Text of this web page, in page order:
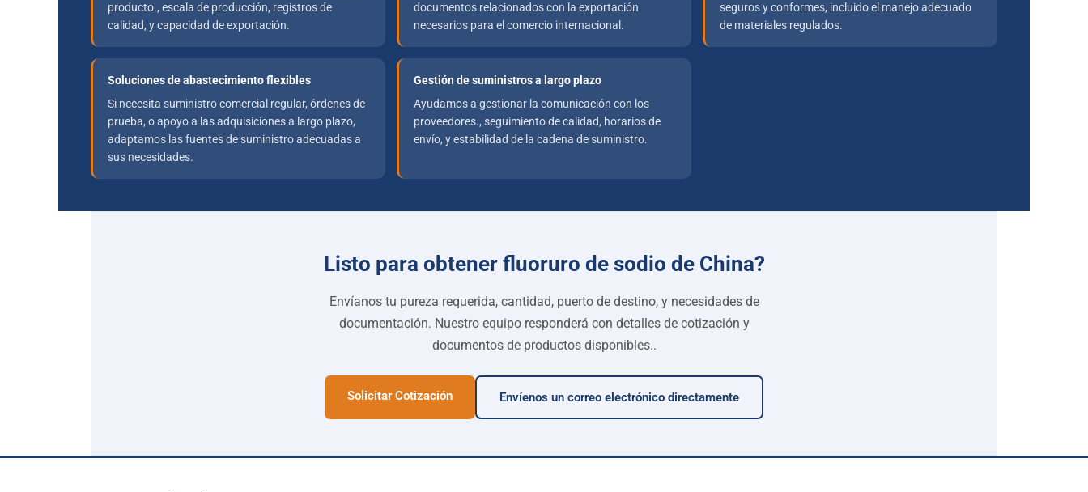
producto., escala de producción, registros de
calidad, y capacidad de exportación.
documentos relacionados con la exportación
necesarios para el comercio internacional.
seguros y conformes, incluido el manejo adecuado
de materiales regulados.
Soluciones de abastecimiento flexibles
Si necesita suministro comercial regular, órdenes de
prueba, o apoyo a las adquisiciones a largo plazo,
adaptamos las fuentes de suministro adecuadas a
sus necesidades.
Gestión de suministros a largo plazo
Ayudamos a gestionar la comunicación con los
proveedores., seguimiento de calidad, horarios de
envío, y estabilidad de la cadena de suministro.
Listo para obtener fluoruro de sodio de China?
Envíanos tu pureza requerida, cantidad, puerto de destino, y necesidades de
documentación. Nuestro equipo responderá con detalles de cotización y
documentos de productos disponibles..
Solicitar Cotización Envíenos un correo electrónico directamente